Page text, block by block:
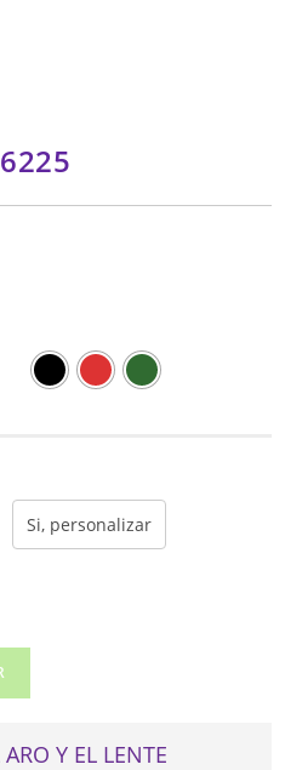
Si, personalizar
Y EL LENTE